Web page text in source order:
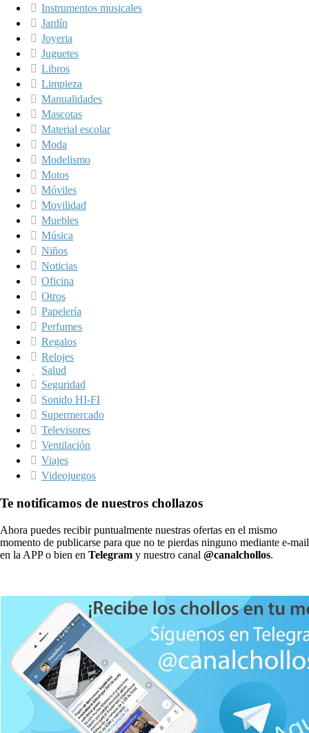
Instrumentos musicales
Jardín
Joyeria
Juguetes
Libros
Limpieza
Manualidades
Mascotas
Material escolar
Moda
Modelismo
Motos
Móviles
Movilidad
Muebles
Música
Niños
Noticias
Oficina
Otros
Papelería
Perfumes
Regalos
Relojes
Salud
Seguridad
Sonido HI-FI
Supermercado
Televisores
Ventilación
Viajes
Videojuegos
Te notificamos de nuestros chollazos
Ahora puedes recibir puntualmente nuestras ofertas en el mismo
momento de publicarse para que no te pierdas ninguno mediante e-mail
en la APP o bien en Telegram y nuestro canal @canalchollos.